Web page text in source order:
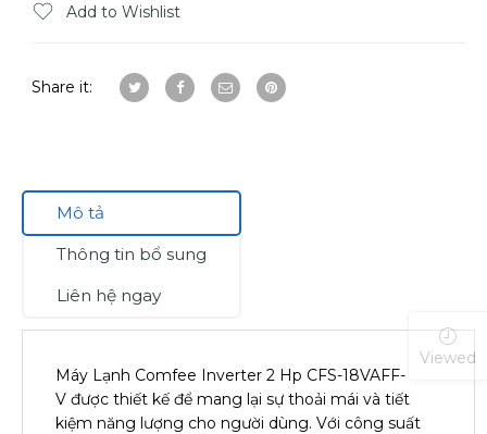
Add to Wishlist
Share it:
Mô tả
Thông tin bổ sung
Liên hệ ngay
Máy Lạnh Comfee Inverter 2 Hp CFS-18VAFF-
V được thiết kế để mang lại sự thoải mái và tiết
kiệm năng lượng cho người dùng. Với công suất
Viewed